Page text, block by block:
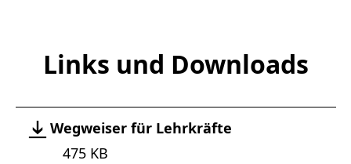
Links und Downloads
Wegweiser für Lehrkräfte
475 KB